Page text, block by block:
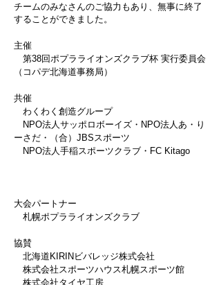
チームのみなさんのご協力もあり、無事に終了
することができました。
主催
第38回ポプラライオンズクラブ杯 実行委員会
（コパデ北海道事務局）
共催
わくわく創造グループ
NPO法人サッポロボーイズ・NPO法人あ・り
ーさだ・（合）JBSスポーツ
NPO法人手稲スポーツクラブ・FC Kitago
大会パートナー
札幌ポプラライオンズクラブ
協賛
北海道KIRINビバレッジ株式会社
株式会社スポーツハウス札幌スポーツ館
株式会社タイヤ工房